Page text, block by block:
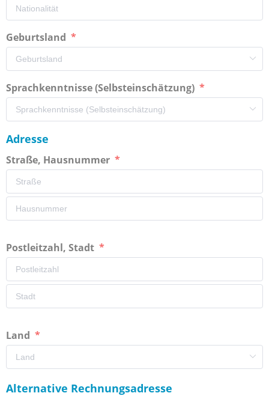
Geburtsland
Sprachkenntnisse (Selbsteinschätzung)
Adresse
Straße, Hausnummer
Postleitzahl, Stadt
Land
Alternative Rechnungsadresse